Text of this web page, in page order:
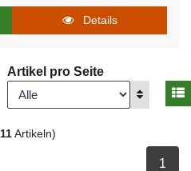
Details
Artikel pro Seite
Anzeigen
11 Artikeln)
1